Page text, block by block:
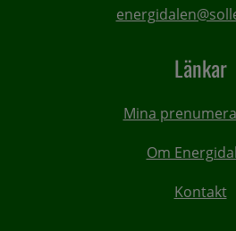
Länkar
Mina
Om
Kontakt